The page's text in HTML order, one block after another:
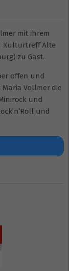
mit ihrem
Kulturtreff Alte
zu Gast.
offen und
Vollmer die
und
und